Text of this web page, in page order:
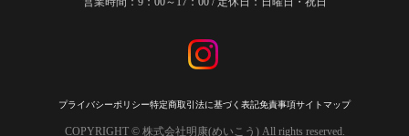
プライバシーポリシー特定商取引法に基づく表記免責事項サイトマップ
COPYRIGHT © 株式会社明康(めいこう) All rights reserved.